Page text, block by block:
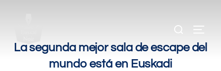
La segunda mejor sala de escape del
mundo está en Euskadi